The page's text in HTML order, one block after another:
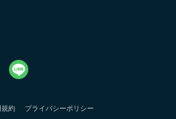
約 プライバシーポリシー